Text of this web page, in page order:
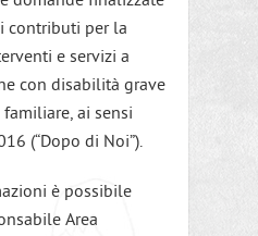
contributi per la
e servizi a
con disabilità grave
ai sensi
(“Dopo di Noi”).
è possibile
Area